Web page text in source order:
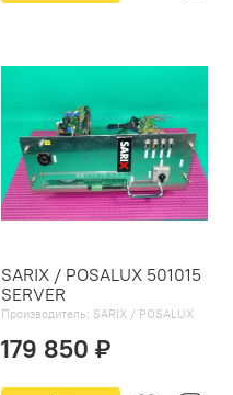
SARIX / POSALUX 501015
SERVER
Производитель: SARIX / POSALUX
179 850 ₽